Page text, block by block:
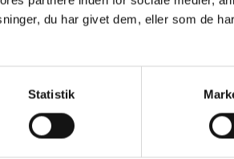
du har givet dem, eller som de
Statistik